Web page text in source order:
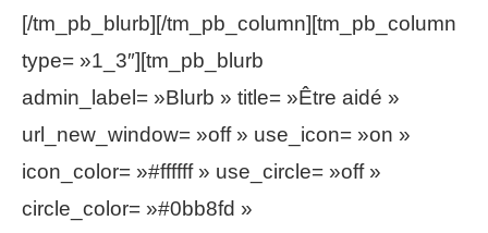
[/tm_pb_blurb][/tm_pb_column][tm_pb_column
type= »1_3″][tm_pb_blurb
admin_label= »Blurb » title= »Être aidé »
url_new_window= »off » use_icon= »on »
icon_color= »#ffffff » use_circle= »off »
circle_color= »#0bb8fd »